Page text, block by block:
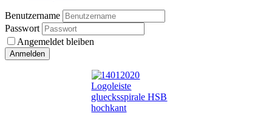
Benutzername
Passwort
Angemeldet bleiben